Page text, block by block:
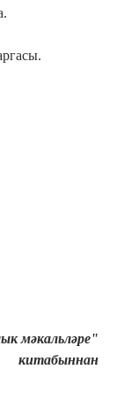
мәкальләре"
китабыннан